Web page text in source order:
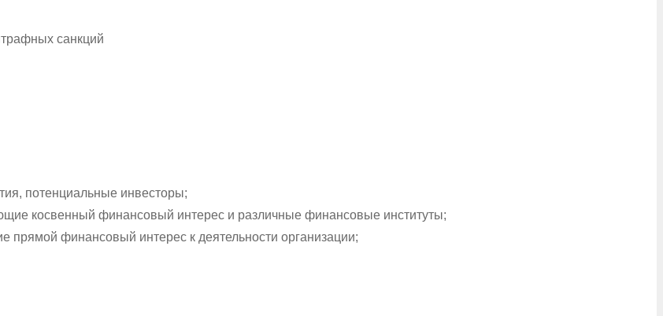
санкций
потенциальные инвесторы;
косвенный финансовый интерес и различные финансовые институты;
финансовый интерес к деятельности организации;